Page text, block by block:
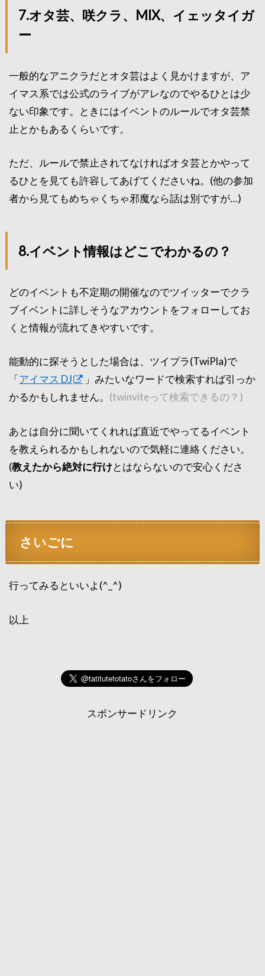
7.オタ芸、咲クラ、MIX、イェッタイガ
ー
一般的なアニクラだとオタ芸はよく見かけますが、ア
イマス系では公式のライブがアレなのでやるひとは少
ない印象です。ときにはイベントのルールでオタ芸禁
止とかもあるくらいです。
ただ、ルールで禁止されてなければオタ芸とかやって
るひとを見ても許容してあげてくださいね。(他の参加
者から見てもめちゃくちゃ邪魔なら話は別ですが…)
8.イベント情報はどこでわかるの？
どのイベントも不定期の開催なのでツイッターでクラ
ブイベントに詳しそうなアカウントをフォローしてお
くと情報が流れてきやすいです。
能動的に探そうとした場合は、ツイプラ(TwiPla)で
「アイマス DJ
」みたいなワードで検索すれば引っか
かるかもしれません。 (twinviteって検索できるの？)
あとは自分に聞いてくれれば直近でやってるイベント
を教えられるかもしれないので気軽に連絡ください。
(教えたから絶対に行けとはならないので安心くださ
い)
さいごに
行ってみるといいよ(^_^)
以上
スポンサードリンク